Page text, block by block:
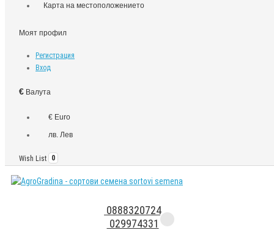
Карта на местоположението
Моят профил
Регистрация
Вход
€ Валута
€ Euro
лв. Лев
Wish List 0
0888320724
029974331